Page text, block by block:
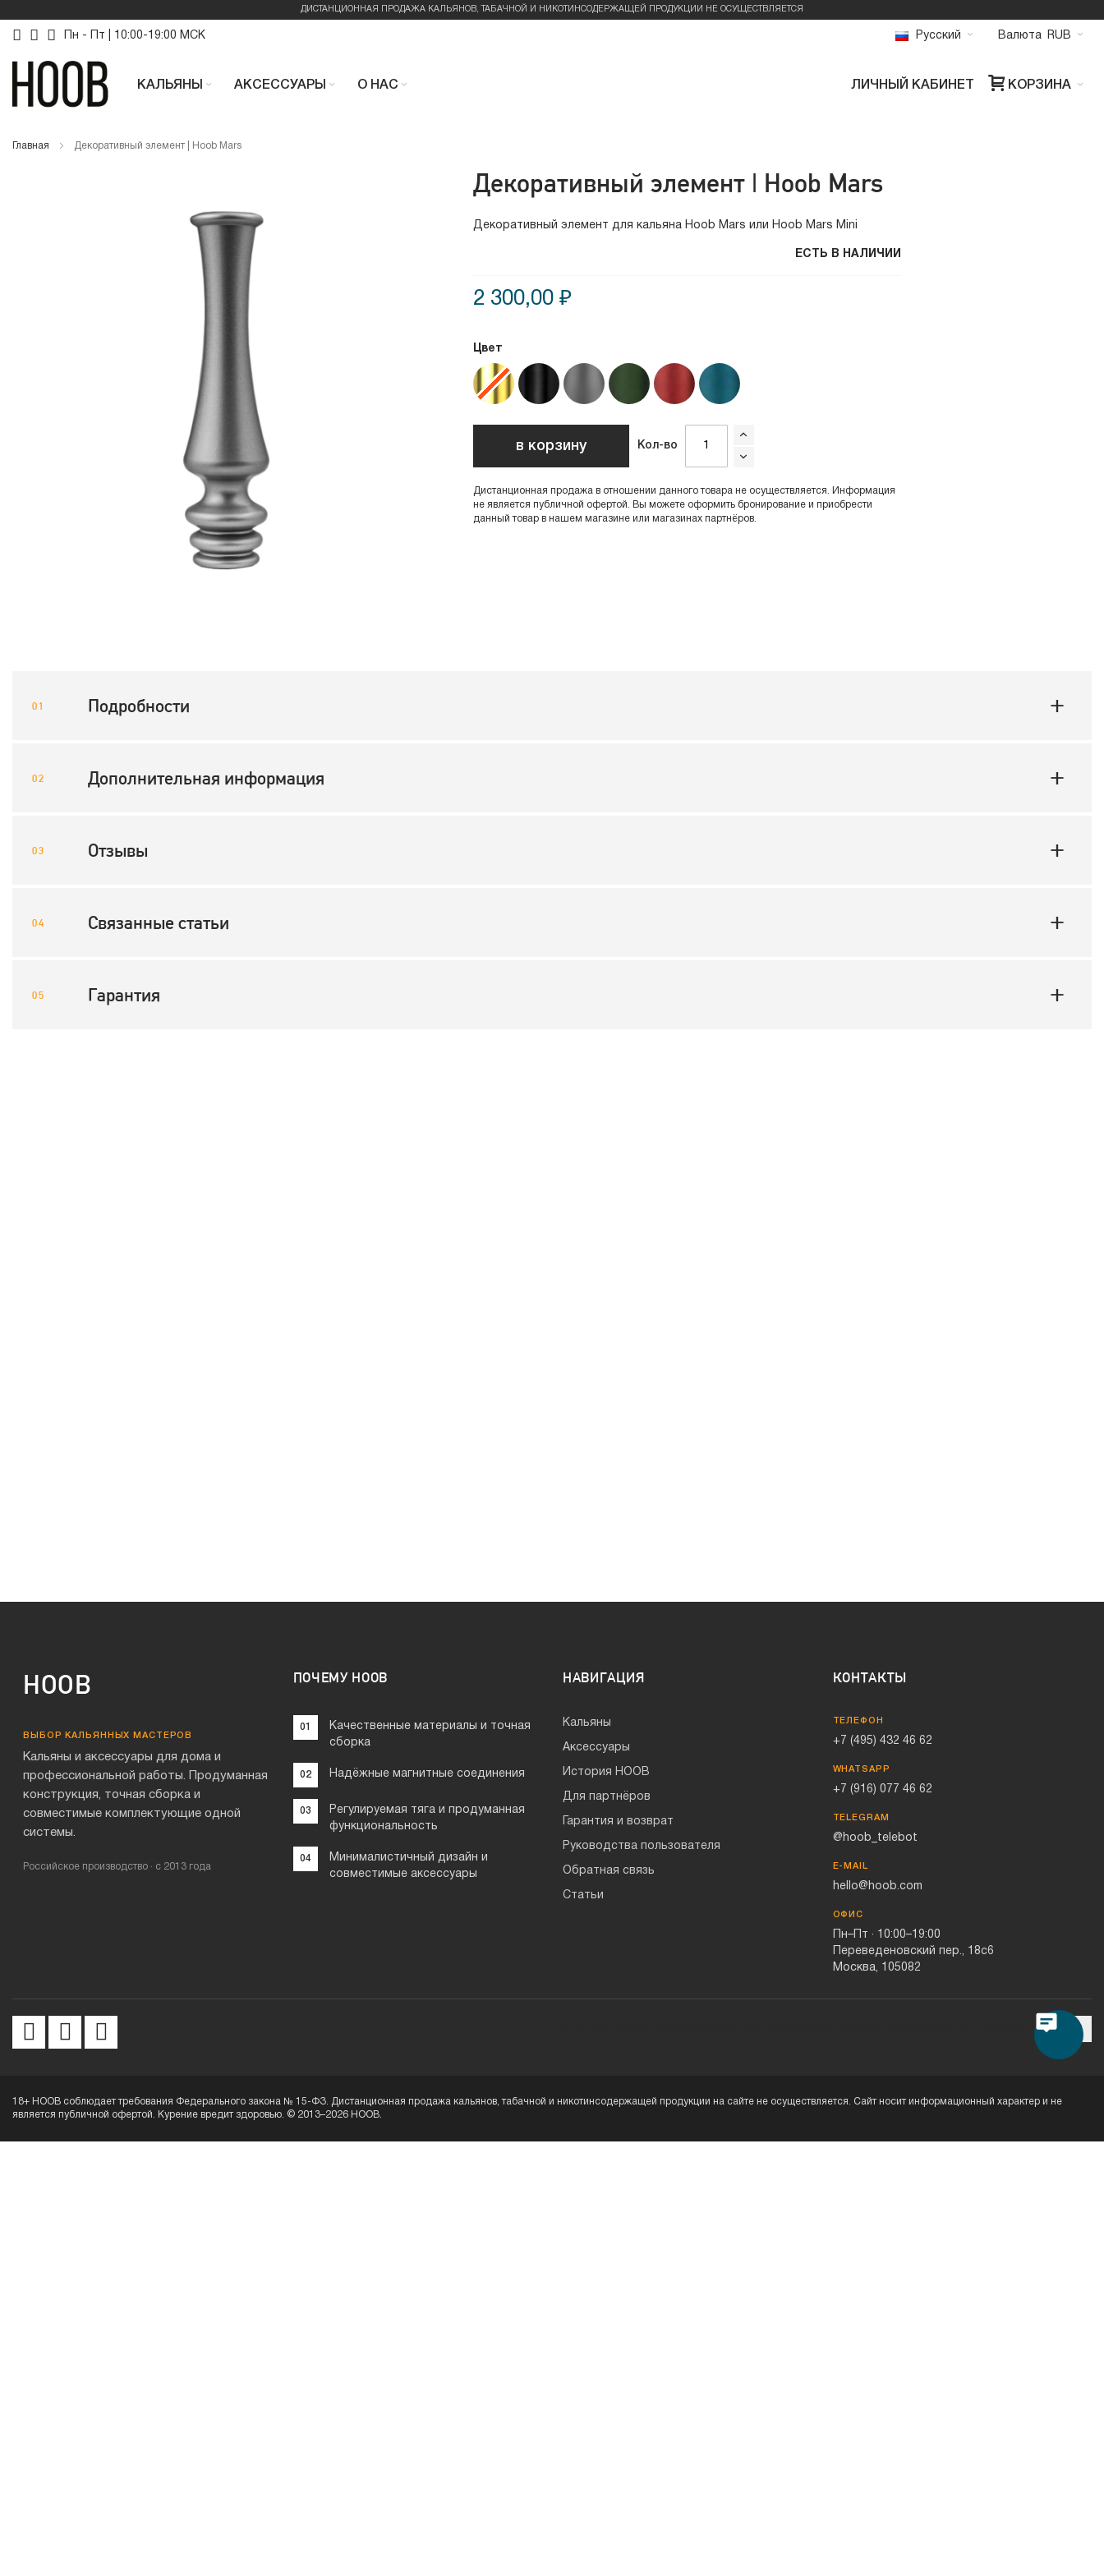
ДИСТАНЦИОННАЯ ПРОДАЖА КАЛЬЯНОВ, ТАБАЧНОЙ И НИКОТИНСОДЕРЖАЩЕЙ ПРОДУКЦИИ НЕ ОСУЩЕСТВЛЯЕТСЯ
Content
Пн - Пт | 10:00-19:00 МСК Валюта RUB
Русский
КАЛЬЯНЫ АКСЕССУАРЫ О НАС КОРЗИНА
ЛИЧНЫЙ КАБИНЕТ
Главная Декоративный элемент | Hoob Mars
Декоративный элемент | Hoob Mars
Декоративный элемент для кальяна Hoob Mars или Hoob Mars Mini
ЕСТЬ В НАЛИЧИИ
2 300,00 ₽
Цвет
Кол-во
в корзину
Дистанционная продажа в отношении данного товара не осуществляется. Информация
не является публичной офертой. Вы можете оформить бронирование и приобрести
данный товар в нашем магазине или магазинах партнёров.
Подробности
Дополнительная информация
Отзывы
Связанные статьи
Гарантия
HOOB
ВЫБОР КАЛЬЯННЫХ МАСТЕРОВ
Кальяны и аксессуары для дома и
профессиональной работы. Продуманная
конструкция, точная сборка и
совместимые комплектующие одной
системы.
Российское производство · с 2013 года
ПОЧЕМУ HOOB
01
Качественные материалы и точная
сборка
02 Надёжные магнитные соединения
03
Регулируемая тяга и продуманная
функциональность
04
Минималистичный дизайн и
совместимые аксессуары
НАВИГАЦИЯ
Кальяны
Аксессуары
История HOOB
Для партнёров
Гарантия и возврат
Руководства пользователя
Обратная связь
Статьи
КОНТАКТЫ
ТЕЛЕФОН
+7 (495) 432 46 62
WHATSAPP
+7 (916) 077 46 62
TELEGRAM
@hoob_telebot
E-MAIL
hello@hoob.com
ОФИС
Пн–Пт · 10:00–19:00
Переведеновский пер., 18с6
Москва, 105082
Интеллектуальные права
18+ HOOB соблюдает требования Федерального закона № 15-ФЗ. Дистанционная продажа кальянов, табачной и никотинсодержащей продукции на сайте не осуществляется. Сайт носит информационный характер и не
является публичной офертой. Курение вредит здоровью. © 2013–2026 HOOB.